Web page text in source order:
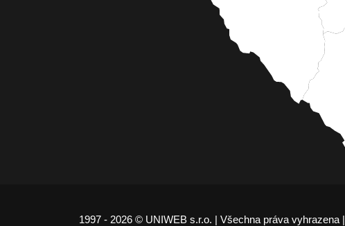
1997 - 2026 © UNIWEB s.r.o. | Všechna práva vyhrazena |